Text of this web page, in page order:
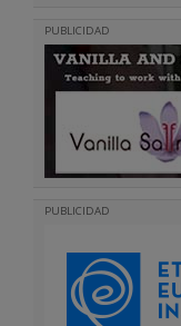
PUBLICIDAD
PUBLICIDAD